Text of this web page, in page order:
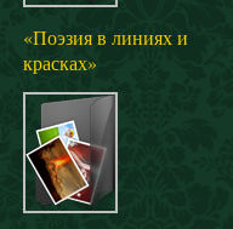
«Поэзия в линиях и
красках»